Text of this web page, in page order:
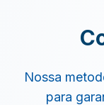
Nossa
para